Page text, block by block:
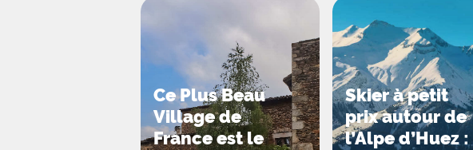
Ce Plus Beau
Village de
France est le
Skier à petit
prix autour de
l’Alpe d’Huez :